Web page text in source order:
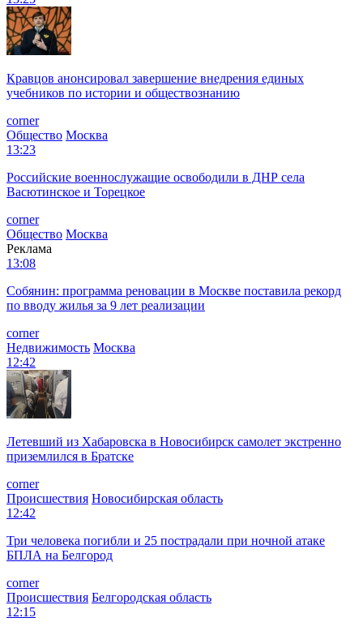
Кравцов анонсировал завершение внедрения единых
учебников по истории и обществознанию
corner
Общество Москва
13:23
Российские военнослужащие освободили в ДНР села
Васютинское и Торецкое
corner
Общество Москва
Реклама
13:08
Собянин: программа реновации в Москве поставила рекорд
по вводу жилья за 9 лет реализации
corner
Недвижимость Москва
12:42
Летевший из Хабаровска в Новосибирск самолет экстренно
приземлился в Братске
corner
Происшествия Новосибирская область
12:42
Три человека погибли и 25 пострадали при ночной атаке
БПЛА на Белгород
corner
Происшествия Белгородская область
12:15